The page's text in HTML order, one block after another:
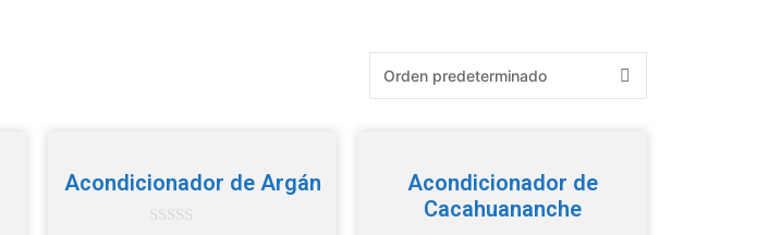
Acondicionador de Argán
Acondicionador de
Cacahuananche